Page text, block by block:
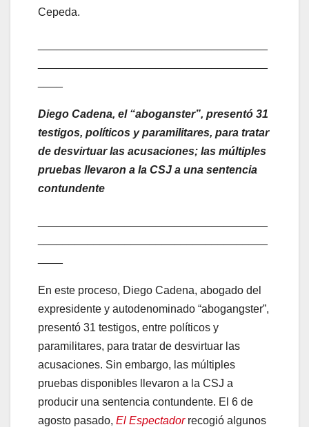
Cepeda.
Diego Cadena, el “aboganster”, presentó 31
testigos, políticos y paramilitares, para tratar
de desvirtuar las acusaciones; las múltiples
pruebas llevaron a la CSJ a una sentencia
contundente
En este proceso, Diego Cadena, abogado del
expresidente y autodenominado “abogangster”,
presentó 31 testigos, entre políticos y
paramilitares, para tratar de desvirtuar las
acusaciones. Sin embargo, las múltiples
pruebas disponibles llevaron a la CSJ a
producir una sentencia contundente. El 6 de
agosto pasado, El Espectadorrecogió algunos